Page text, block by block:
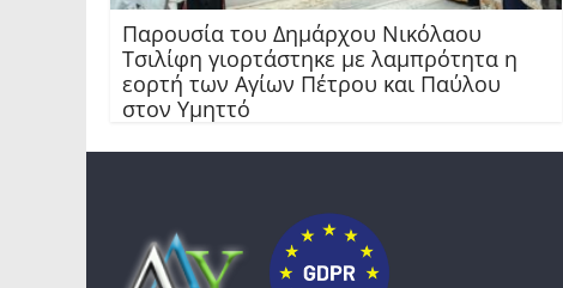
Παρουσία του Δημάρχου Νικόλαου
Τσιλίφη γιορτάστηκε με λαμπρότητα η
εορτή των Αγίων Πέτρου και Παύλου
στον Υμηττό